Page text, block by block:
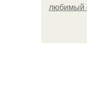
любимый